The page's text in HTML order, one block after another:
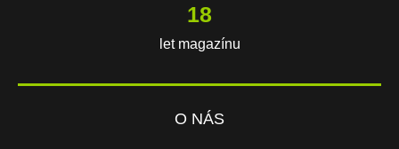
18
let magazínu
O NÁS